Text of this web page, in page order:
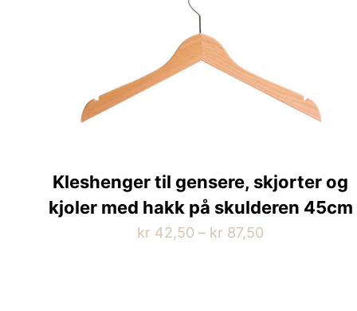
Kleshenger til gensere, skjorter og
kjoler med hakk på skulderen 45cm
kr 42,50 – kr 87,50